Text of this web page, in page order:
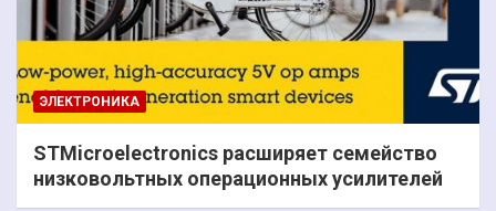
ЭЛЕКТРОНИКА
STMicroelectronics расширяет семейство
низковольтных операционных усилителей